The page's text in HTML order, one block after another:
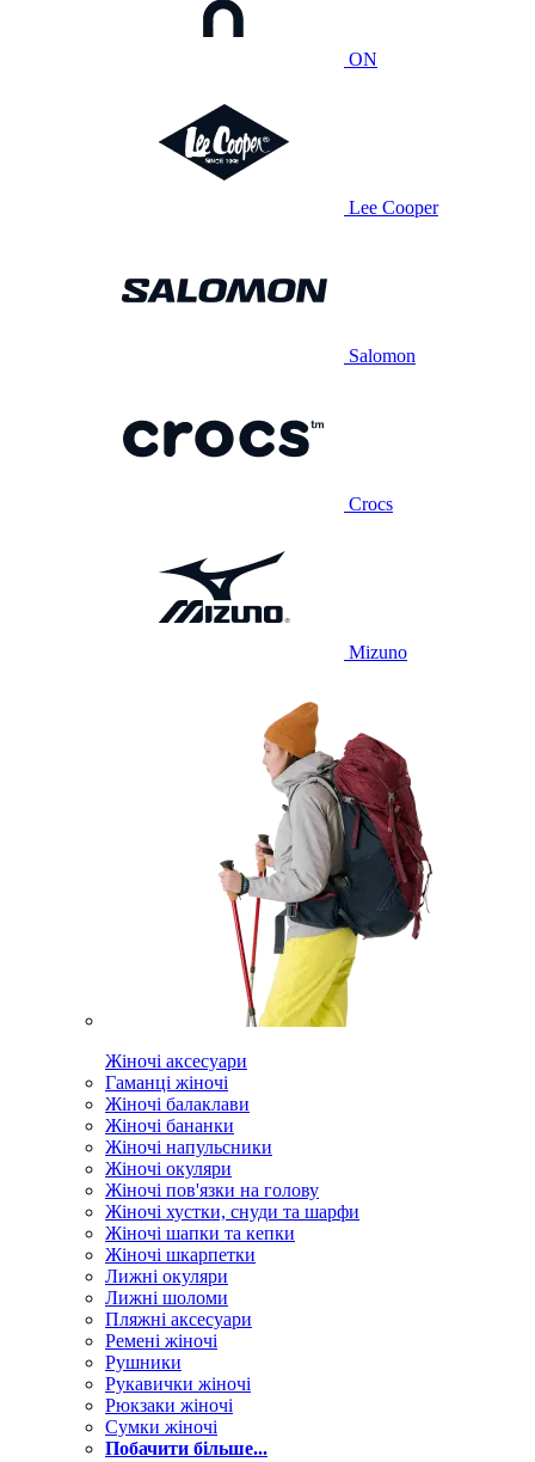
ON
Lee Cooper
Salomon
Crocs
Mizuno
Жіночі аксесуари
Гаманці жіночі
Жіночі балаклави
Жіночі бананки
Жіночі напульсники
Жіночі окуляри
Жіночі пов'язки на голову
Жіночі хустки, снуди та шарфи
Жіночі шапки та кепки
Жіночі шкарпетки
Лижні окуляри
Лижні шоломи
Пляжні аксесуари
Ремені жіночі
Рушники
Рукавички жіночі
Рюкзаки жіночі
Сумки жіночі
Побачити більше...